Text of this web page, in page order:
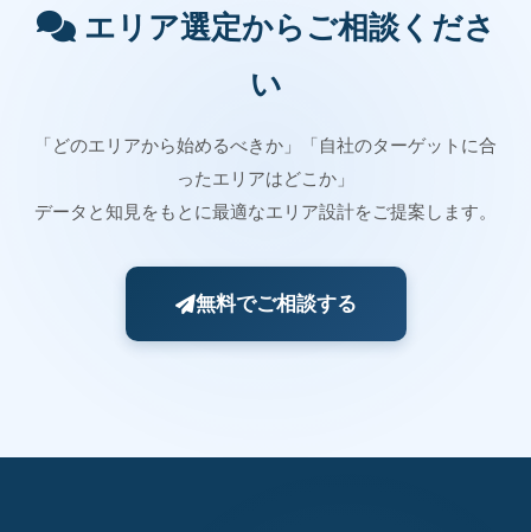
エリア選定からご相談くださ
い
「どのエリアから始めるべきか」「自社のターゲットに合
ったエリアはどこか」
データと知見をもとに最適なエリア設計をご提案します。
無料でご相談する